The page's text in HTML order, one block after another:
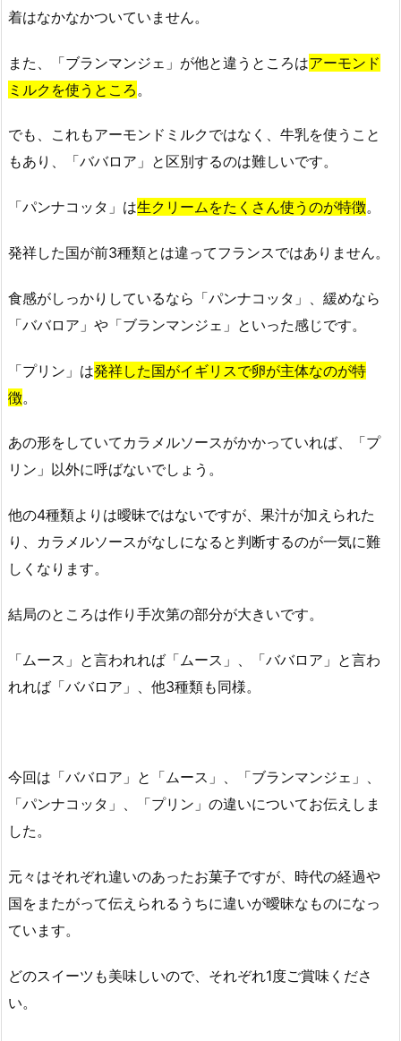
着はなかなかついていません。
また、「ブランマンジェ」が他と違うところはアーモンド
ミルクを使うところ 。
でも、これもアーモンドミルクではなく、牛乳を使うこと
もあり、「ババロア」と区別するのは難しいです。
「パンナコッタ」は生クリームをたくさん使うのが特徴。
発祥した国が前3種類とは違ってフランスではありません。
食感がしっかりしているなら「パンナコッタ」、緩めなら
「ババロア」や「ブランマンジェ」といった感じです。
「プリン」は発祥した国がイギリスで卵が主体なのが特
徴。
あの形をしていてカラメルソースがかかっていれば、「プ
リン」以外に呼ばないでしょう。
他の4種類よりは曖昧ではないですが、果汁が加えられた
り、カラメルソースがなしになると判断するのが一気に難
しくなります。
結局のところは作り手次第の部分が大きいです。
「ムース」と言われれば「ムース」、「ババロア」と言わ
れれば「ババロア」、他3種類も同様。
今回は「ババロア」と「ムース」、「ブランマンジェ」、
「パンナコッタ」、「プリン」の違いについてお伝えしま
した。
元々はそれぞれ違いのあったお菓子ですが、時代の経過や
国をまたがって伝えられるうちに違いが曖昧なものになっ
ています。
どのスイーツも美味しいので、それぞれ1度ご賞味くださ
い。